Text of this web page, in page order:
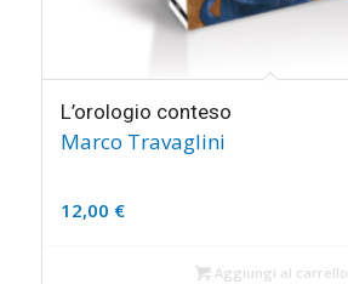
L’orologio conteso
Marco Travaglini
12,00 €
Aggiungi al carrello